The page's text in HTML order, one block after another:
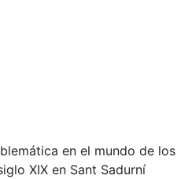
en el mundo de los
XIX en Sant Sadurní